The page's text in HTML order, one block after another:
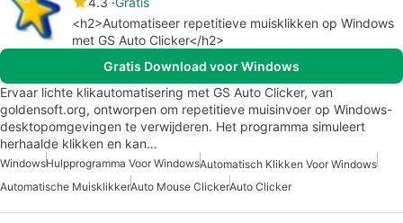
<h2>Automatiseer repetitieve muisklikken op Windows
met GS Auto Clicker</h2>
Gratis Download voor Windows
Ervaar lichte klikautomatisering met GS Auto Clicker, van
goldensoft.org, ontworpen om repetitieve muisinvoer op Windows-
desktopomgevingen te verwijderen. Het programma simuleert
herhaalde klikken en kan…
WindowsHulpprogramma Voor WindowsAutomatisch Klikken Voor Windows
Automatische MuisklikkerAuto Mouse ClickerAuto Clicker